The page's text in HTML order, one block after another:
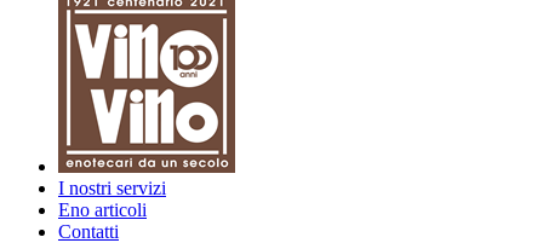
I nostri servizi
Eno articoli
Contatti